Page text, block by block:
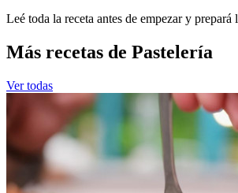
Leé toda la receta antes de empezar y prepará
Más recetas de Pastelería
Ver todas